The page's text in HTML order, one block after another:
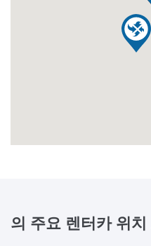
의 주요 렌터카 위치